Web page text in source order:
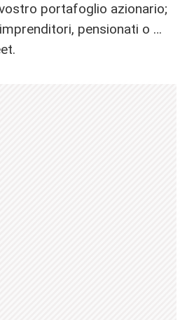
portafoglio azionario;
pensionati o …